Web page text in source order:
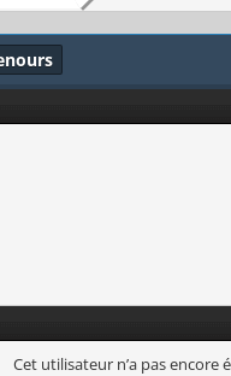
Cet utilisateur n’a pas encore